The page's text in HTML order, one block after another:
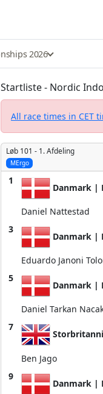
Nordic Indoor Championships 2026
Startliste - Nordic
All race times in CET
Løb 101 - 1. Afdeling
MErgo
1
Danmark |
Daniel Nattestad
3
Danmark |
Eduardo Janoni
5
Danmark |
Daniel Tarkan
7
Ben Jago
9
Danmark |